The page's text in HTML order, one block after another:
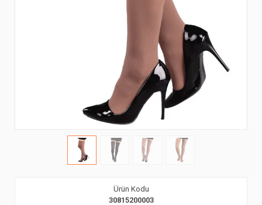
Ürün Kodu
30815200003